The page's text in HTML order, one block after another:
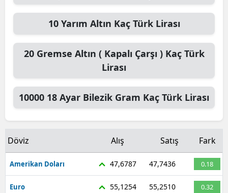
10 Yarım Altın Kaç Türk Lirası
20 Gremse Altın ( Kapalı Çarşı )Kaç Türk
Lirası
10000 18 Ayar Bilezik Gram Kaç Türk Lirası
Döviz Alış Satış Fark
Amerikan Doları 47,6787 47,7436 0.18
Euro 55,1254 55,2510 0.32